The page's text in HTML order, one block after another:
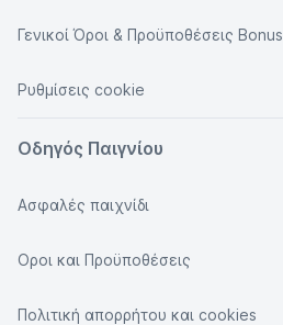
Γενικοί Όροι & Προϋποθέσεις Bonus
Ρυθμίσεις cookie
Οδηγός Παιγνίου
Ασφαλές παιχνίδι
Οροι και Προϋποθέσεις
Πολιτική απορρήτου και cookies